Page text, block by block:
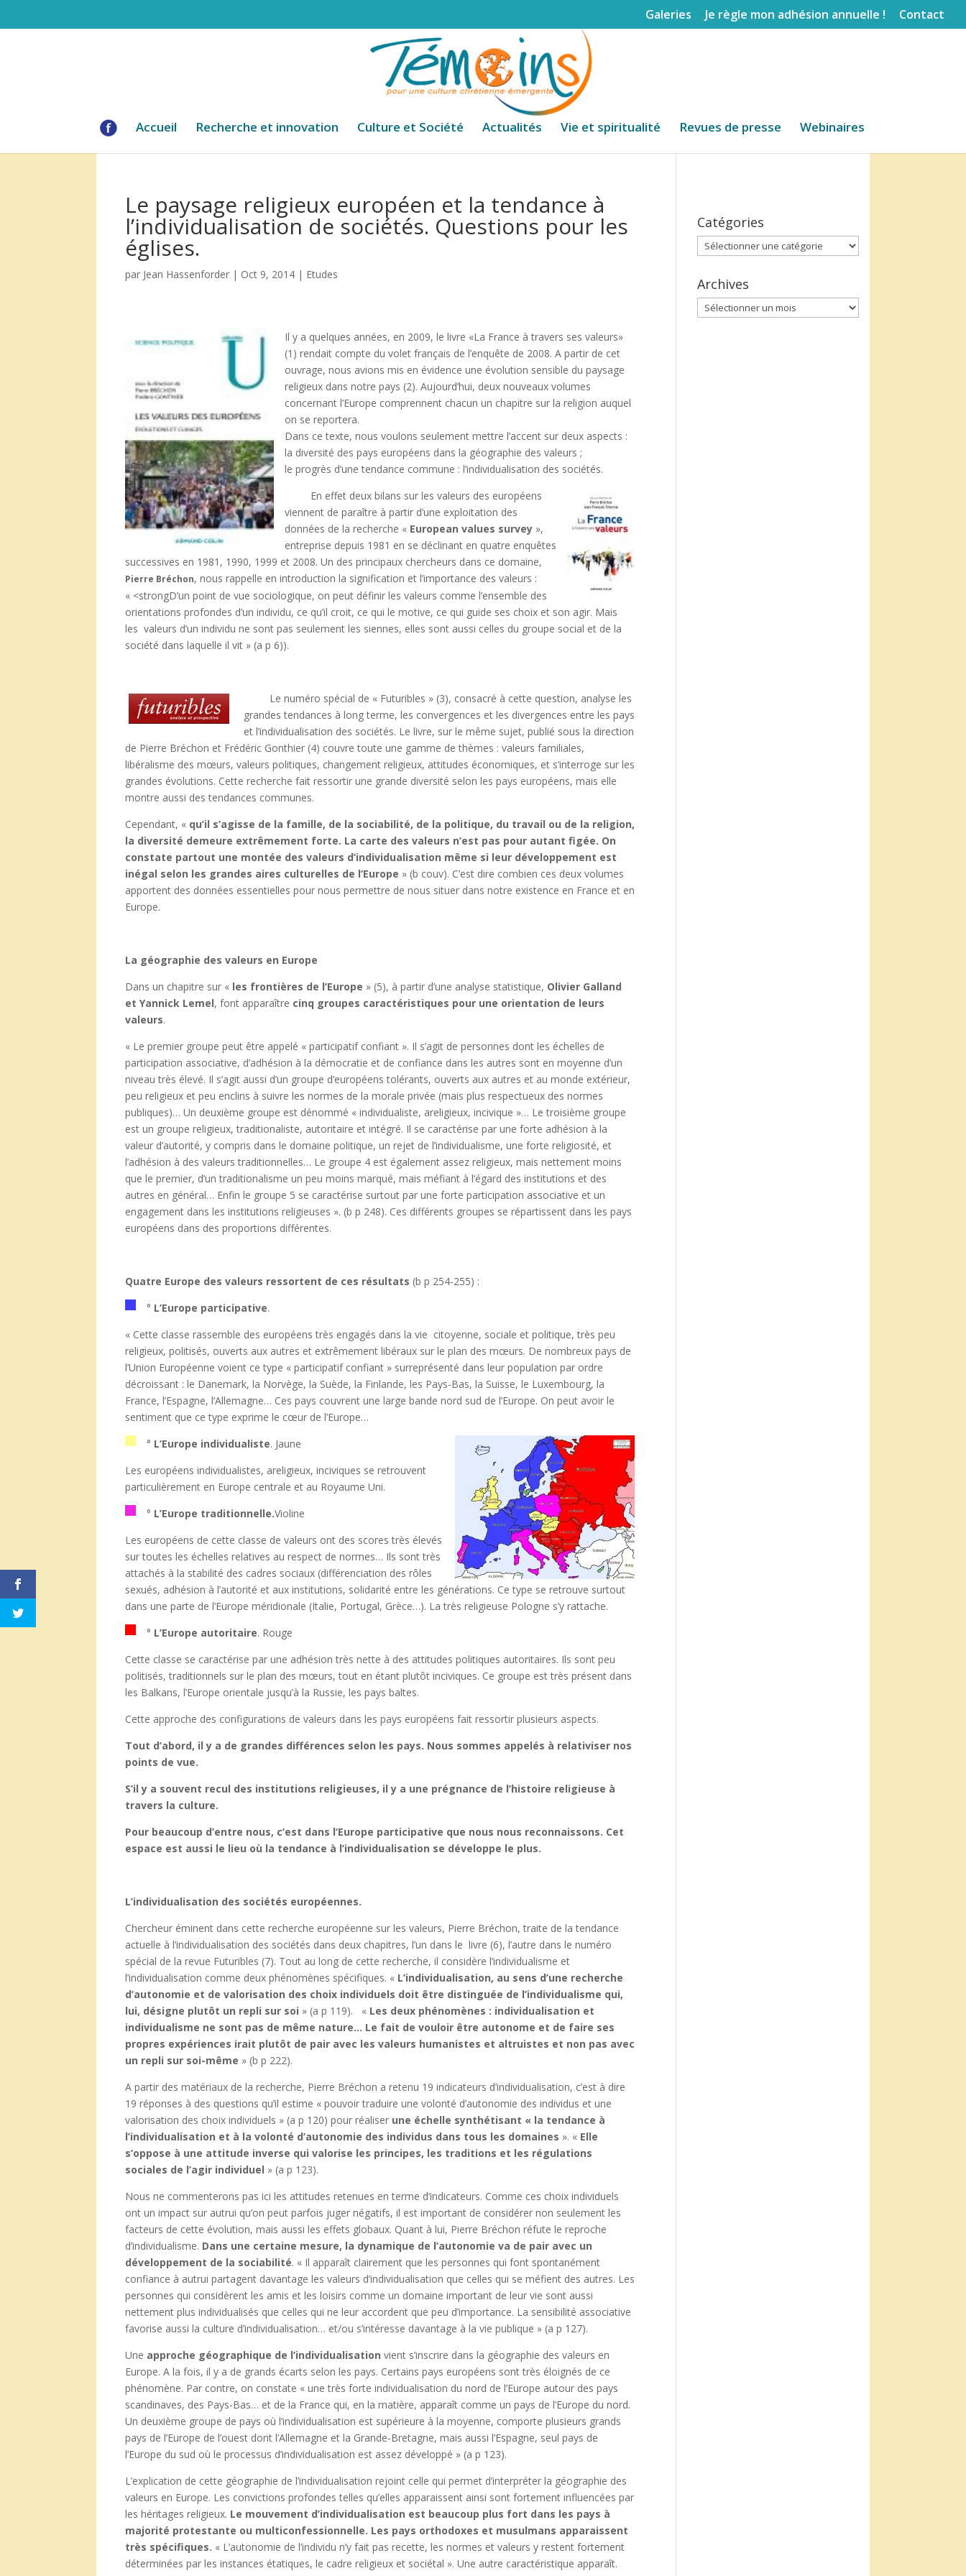
Galeries Je règle mon adhésion annuelle ! Contact
Accueil Recherche et innovation Culture et Société Actualités Vie et spiritualité Revues de presse Webinaires
Le paysage religieux européen et la tendance à
l’individualisation de sociétés. Questions pour les
églises.
par Jean Hassenforder | Oct 9, 2014 | Etudes
Il y a quelques années, en 2009, le livre «La France à travers ses valeurs»
(1) rendait compte du volet français de l’enquête de 2008. A partir de cet
ouvrage, nous avions mis en évidence une évolution sensible du paysage
religieux dans notre pays (2). Aujourd’hui, deux nouveaux volumes
concernant l’Europe comprennent chacun un chapitre sur la religion auquel
on se reportera.
Dans ce texte, nous voulons seulement mettre l’accent sur deux aspects :
la diversité des pays européens dans la géographie des valeurs ;
le progrès d’une tendance commune : l’individualisation des sociétés.
En effet deux bilans sur les valeurs des européens
viennent de paraître à partir d’une exploitation des
données de la recherche « European values survey »,
entreprise depuis 1981 en se déclinant en quatre enquêtes
successives en 1981, 1990, 1999 et 2008. Un des principaux chercheurs dans ce domaine,
Pierre Bréchon, nous rappelle en introduction la signification et l’importance des valeurs :
« <strongD’un point de vue sociologique, on peut définir les valeurs comme l’ensemble des
orientations profondes d’un individu, ce qu’il croit, ce qui le motive, ce qui guide ses choix et son agir. Mais
les valeurs d’un individu ne sont pas seulement les siennes, elles sont aussi celles du groupe social et de la
société dans laquelle il vit » (a p 6)).
Le numéro spécial de « Futuribles » (3), consacré à cette question, analyse les
grandes tendances à long terme, les convergences et les divergences entre les pays
et l’individualisation des sociétés. Le livre, sur le même sujet, publié sous la direction
de Pierre Bréchon et Frédéric Gonthier (4) couvre toute une gamme de thèmes : valeurs familiales,
libéralisme des mœurs, valeurs politiques, changement religieux, attitudes économiques, et s’interroge sur les
grandes évolutions. Cette recherche fait ressortir une grande diversité selon les pays européens, mais elle
montre aussi des tendances communes.
Cependant, « qu’il s’agisse de la famille, de la sociabilité, de la politique, du travail ou de la religion,
la diversité demeure extrêmement forte. La carte des valeurs n’est pas pour autant figée. On
constate partout une montée des valeurs d’individualisation même si leur développement est
inégal selon les grandes aires culturelles de l’Europe » (b couv). C’est dire combien ces deux volumes
apportent des données essentielles pour nous permettre de nous situer dans notre existence en France et en
Europe.
La géographie des valeurs en Europe
Dans un chapitre sur « les frontières de l’Europe » (5), à partir d’une analyse statistique, Olivier Galland
et Yannick Lemel, font apparaître cinq groupes caractéristiques pour une orientation de leurs
valeurs.
« Le premier groupe peut être appelé « participatif confiant ». Il s’agit de personnes dont les échelles de
participation associative, d’adhésion à la démocratie et de confiance dans les autres sont en moyenne d’un
niveau très élevé. Il s’agit aussi d’un groupe d’européens tolérants, ouverts aux autres et au monde extérieur,
peu religieux et peu enclins à suivre les normes de la morale privée (mais plus respectueux des normes
publiques)… Un deuxième groupe est dénommé « individualiste, areligieux, incivique »… Le troisième groupe
est un groupe religieux, traditionaliste, autoritaire et intégré. Il se caractérise par une forte adhésion à la
valeur d’autorité, y compris dans le domaine politique, un rejet de l’individualisme, une forte religiosité, et
l’adhésion à des valeurs traditionnelles… Le groupe 4 est également assez religieux, mais nettement moins
que le premier, d’un traditionalisme un peu moins marqué, mais méfiant à l’égard des institutions et des
autres en général… Enfin le groupe 5 se caractérise surtout par une forte participation associative et un
engagement dans les institutions religieuses ». (b p 248). Ces différents groupes se répartissent dans les pays
européens dans des proportions différentes.
Quatre Europe des valeurs ressortent de ces résultats (b p 254-255) :
° L’Europe participative.
« Cette classe rassemble des européens très engagés dans la vie citoyenne, sociale et politique, très peu
religieux, politisés, ouverts aux autres et extrêmement libéraux sur le plan des mœurs. De nombreux pays de
l’Union Européenne voient ce type « participatif confiant » surreprésenté dans leur population par ordre
décroissant : le Danemark, la Norvège, la Suède, la Finlande, les Pays-Bas, la Suisse, le Luxembourg, la
France, l’Espagne, l’Allemagne… Ces pays couvrent une large bande nord sud de l’Europe. On peut avoir le
sentiment que ce type exprime le cœur de l’Europe…
° L’Europe individualiste. Jaune
Les européens individualistes, areligieux, inciviques se retrouvent
particulièrement en Europe centrale et au Royaume Uni.
° L’Europe traditionnelle.Violine
Les européens de cette classe de valeurs ont des scores très élevés
sur toutes les échelles relatives au respect de normes… Ils sont très
attachés à la stabilité des cadres sociaux (différenciation des rôles
sexués, adhésion à l’autorité et aux institutions, solidarité entre les générations. Ce type se retrouve surtout
dans une parte de l’Europe méridionale (Italie, Portugal, Grèce…). La très religieuse Pologne s’y rattache.
° L’Europe autoritaire. Rouge
Cette classe se caractérise par une adhésion très nette à des attitudes politiques autoritaires. Ils sont peu
politisés, traditionnels sur le plan des mœurs, tout en étant plutôt inciviques. Ce groupe est très présent dans
les Balkans, l’Europe orientale jusqu’à la Russie, les pays baltes.
Cette approche des configurations de valeurs dans les pays européens fait ressortir plusieurs aspects.
Tout d’abord, il y a de grandes différences selon les pays. Nous sommes appelés à relativiser nos
points de vue.
S’il y a souvent recul des institutions religieuses, il y a une prégnance de l’histoire religieuse à
travers la culture.
Pour beaucoup d’entre nous, c’est dans l’Europe participative que nous nous reconnaissons. Cet
espace est aussi le lieu où la tendance à l’individualisation se développe le plus.
L’individualisation des sociétés européennes.
Chercheur éminent dans cette recherche européenne sur les valeurs, Pierre Bréchon, traite de la tendance
actuelle à l’individualisation des sociétés dans deux chapitres, l’un dans le livre (6), l’autre dans le numéro
spécial de la revue Futuribles (7). Tout au long de cette recherche, il considère l’individualisme et
l’individualisation comme deux phénomènes spécifiques. « L’individualisation, au sens d’une recherche
d’autonomie et de valorisation des choix individuels doit être distinguée de l’individualisme qui,
lui, désigne plutôt un repli sur soi » (a p 119). « Les deux phénomènes : individualisation et
individualisme ne sont pas de même nature… Le fait de vouloir être autonome et de faire ses
propres expériences irait plutôt de pair avec les valeurs humanistes et altruistes et non pas avec
un repli sur soi-même » (b p 222).
A partir des matériaux de la recherche, Pierre Bréchon a retenu 19 indicateurs d’individualisation, c’est à dire
19 réponses à des questions qu’il estime « pouvoir traduire une volonté d’autonomie des individus et une
valorisation des choix individuels » (a p 120) pour réaliser une échelle synthétisant « la tendance à
l’individualisation et à la volonté d’autonomie des individus dans tous les domaines ». « Elle
s’oppose à une attitude inverse qui valorise les principes, les traditions et les régulations
sociales de l’agir individuel » (a p 123).
Nous ne commenterons pas ici les attitudes retenues en terme d’indicateurs. Comme ces choix individuels
ont un impact sur autrui qu’on peut parfois juger négatifs, il est important de considérer non seulement les
facteurs de cette évolution, mais aussi les effets globaux. Quant à lui, Pierre Bréchon réfute le reproche
d’individualisme. Dans une certaine mesure, la dynamique de l’autonomie va de pair avec un
développement de la sociabilité. « Il apparaît clairement que les personnes qui font spontanément
confiance à autrui partagent davantage les valeurs d’individualisation que celles qui se méfient des autres. Les
personnes qui considèrent les amis et les loisirs comme un domaine important de leur vie sont aussi
nettement plus individualisés que celles qui ne leur accordent que peu d’importance. La sensibilité associative
favorise aussi la culture d’individualisation… et/ou s’intéresse davantage à la vie publique » (a p 127).
Une approche géographique de l’individualisation vient s’inscrire dans la géographie des valeurs en
Europe. A la fois, il y a de grands écarts selon les pays. Certains pays européens sont très éloignés de ce
phénomène. Par contre, on constate « une très forte individualisation du nord de l’Europe autour des pays
scandinaves, des Pays-Bas… et de la France qui, en la matière, apparaît comme un pays de l’Europe du nord.
Un deuxième groupe de pays où l’individualisation est supérieure à la moyenne, comporte plusieurs grands
pays de l’Europe de l’ouest dont l’Allemagne et la Grande-Bretagne, mais aussi l’Espagne, seul pays de
l’Europe du sud où le processus d’individualisation est assez développé » (a p 123).
L’explication de cette géographie de l’individualisation rejoint celle qui permet d’interpréter la géographie des
valeurs en Europe. Les convictions profondes telles qu’elles apparaissent ainsi sont fortement influencées par
les héritages religieux. Le mouvement d’individualisation est beaucoup plus fort dans les pays à
majorité protestante ou multiconfessionnelle. Les pays orthodoxes et musulmans apparaissent
très spécifiques. « L’autonomie de l’individu n’y fait pas recette, les normes et valeurs y restent fortement
déterminées par les instances étatiques, le cadre religieux et sociétal ». Une autre caractéristique apparaît.
Catégories
Catégories
Archives
Archives